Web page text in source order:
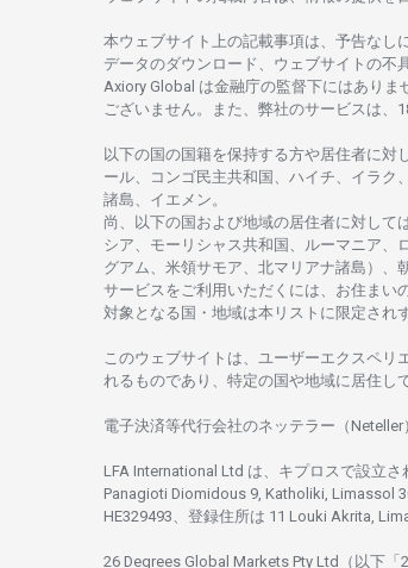
本ウェブサイト 上の記載事項は、 予告なし
データのダウンロード、 ウェブサイトの不
Axiory Global は金融庁の監督下にはありま
ございません。
また、 弊社のサービスは、
以下の国の国籍を保持する方や居住者に対
ール、
コンゴ民主共和国、ハイチ、イラク
諸島、 イエメン。
尚、 以下の国および地域の居住者に対して
シア、 モーリシャス共和国、ルーマニア、
グアム、 米領サモア、 北マリアナ諸島）、
サービスを ご利用いただくには、お住まい
対象となる国 ・ 地域は本 リストに限定さ れ
このウェブサイトは、 ユーザーエクスペリ
れるものであり、 特定の国や地域に 居住し
電子決済等代行会社のネッテラー （Neteller
LFA International Ltd は、 キプロスで設立さ
Panagioti Diomidous 9, Katholiki, Limassol
HE329493、 登録住所は 11 Louki Akrita,
26 Degrees Global Markets Pty Ltd（以下「